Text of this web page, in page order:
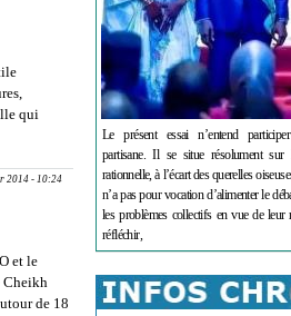
HUMAINS : La
coalition SOTU
effectivité des
instruments
juridiques de l’UA
qui
2014 - 10:24
et le
Cheikh
de 18
Le présent essai n’entend
partisane. Il se situe résolument sur
rationnelle, à l’écart des querelles
n’a pas pour vocation d’alimenter le
les problèmes collectifs en vue de leur
réfléchir,